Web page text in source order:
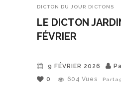
DICTON DU JOUR DICTONS
LE DICTON
FÉVRIER
9 FÉVRIER 2026
0
604 Vues